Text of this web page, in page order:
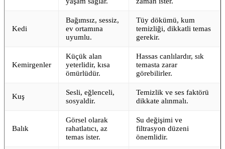
Kedi
Bağımsız, sessiz,
ev ortamına
uyumlu.
Tüy dökümü, kum
temizliği, dikkatli temas
gerekir.
Kemirgenler
Küçük alan
yeterlidir, kısa
ömürlüdür.
Hassas canlılardır, sık
temasta zarar
görebilirler.
Kuş
Sesli, eğlenceli,
sosyaldir.
Temizlik ve ses faktörü
dikkate alınmalı.
Balık
Görsel olarak
rahatlatıcı, az
temas ister.
Su değişimi ve
filtrasyon düzeni
önemlidir.